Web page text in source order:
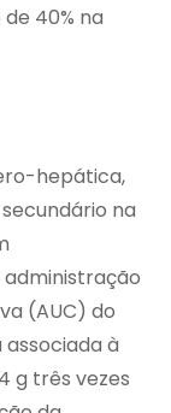
40% na
hepática,
na
(AUC) do
à
g três vezes